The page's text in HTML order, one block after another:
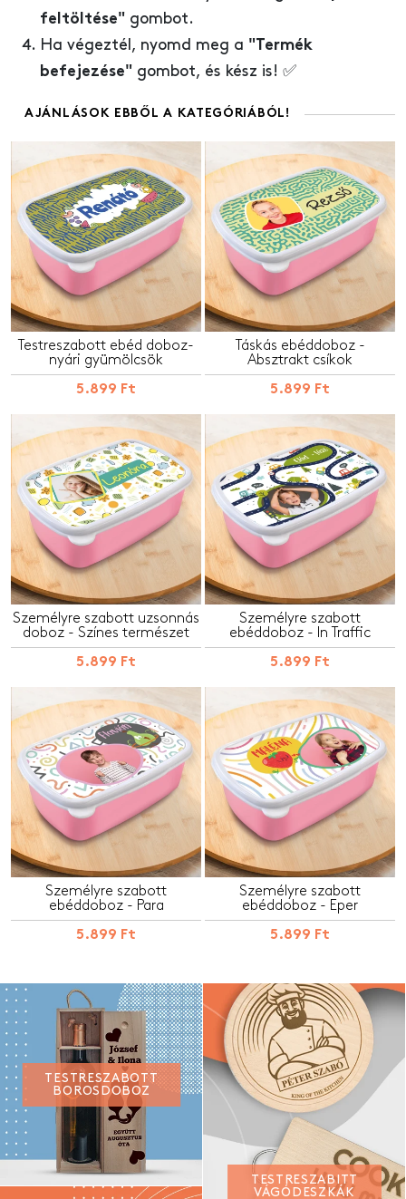
feltöltése" gombot.
Ha végeztél, nyomd meg a "Termék
befejezése" gombot, és kész is! ✅
AJÁNLÁSOK EBBŐL A KATEGÓRIÁBÓL!
Testreszabott ebéd doboz-
nyári gyümölcsök
5.899 Ft
Táskás ebéddoboz -
Absztrakt csíkok
5.899 Ft
Személyre szabott uzsonnás
doboz - Színes természet
5.899 Ft
Személyre szabott
ebéddoboz - In Traffic
5.899 Ft
Személyre szabott
ebéddoboz - Para
5.899 Ft
Személyre szabott
ebéddoboz - Eper
5.899 Ft
TESTRESZABOTT
BOROSDOBOZ
TESTRESZABITT
VÁGÓDESZKÁK